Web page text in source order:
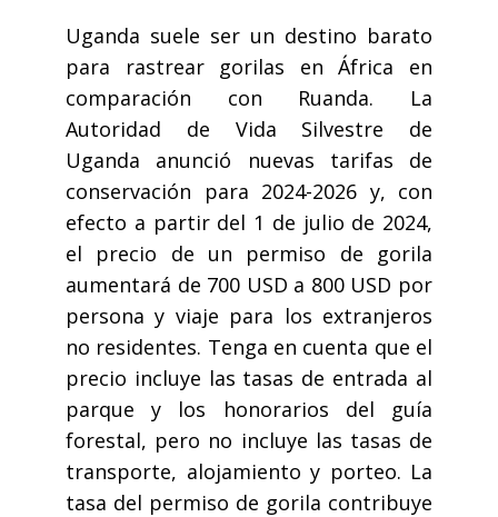
Uganda suele ser un destino barato
para rastrear gorilas en África en
comparación con Ruanda. La
Autoridad de Vida Silvestre de
Uganda anunció nuevas tarifas de
conservación para 2024-2026 y, con
efecto a partir del 1 de julio de 2024,
el precio de un permiso de gorila
aumentará de 700 USD a 800 USD por
persona y viaje para los extranjeros
no residentes. Tenga en cuenta que el
precio incluye las tasas de entrada al
parque y los honorarios del guía
forestal, pero no incluye las tasas de
transporte, alojamiento y porteo. La
tasa del permiso de gorila contribuye